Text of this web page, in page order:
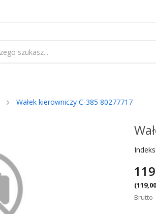
Wałek kierowniczy C-385 80277717
Indeks:
Brutto